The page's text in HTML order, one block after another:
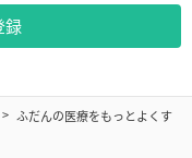
録
ふだんの医療をもっとよくす